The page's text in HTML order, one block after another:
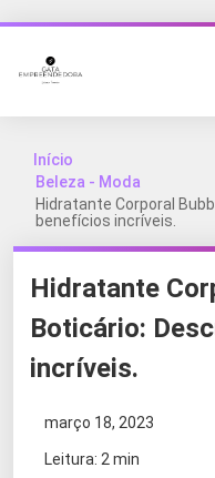
Início
Beleza - Moda
Hidratante Corporal
benefícios incríveis.
Hidratante
Boticário:
incríveis.
março 18, 2023
Leitura: 2 min